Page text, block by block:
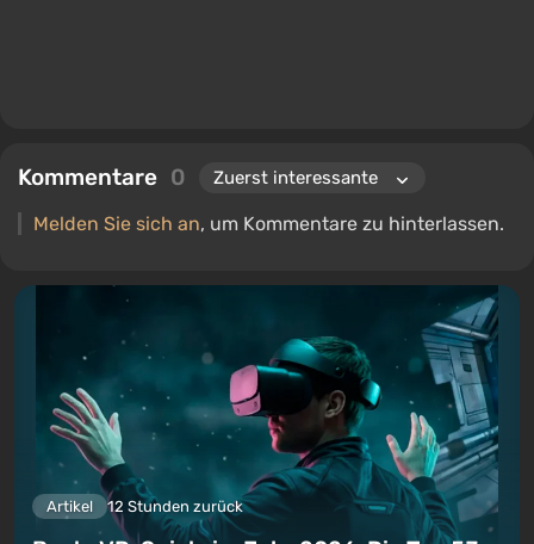
Kommentare 0
Melden Sie sich an, um Kommentare zu hinterlassen.
Artikel 12 Stunden zurück